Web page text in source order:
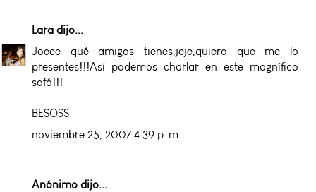
Lara dijo...
Joeee qué amigos tienes,jeje,quiero que me lo
presentes!!!Así podemos charlar en este magnífico
sofá!!!
BESOSS
noviembre 25, 2007 4:39 p. m.
Anónimo dijo...